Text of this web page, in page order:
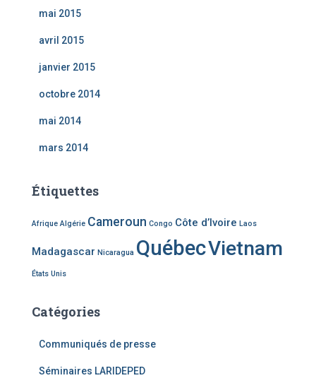
mai 2015
avril 2015
janvier 2015
octobre 2014
mai 2014
mars 2014
Étiquettes
Afrique Algérie Cameroun Congo Côte d’Ivoire Laos
Madagascar Nicaragua QuébecVietnam
États Unis
Catégories
Communiqués de presse
Séminaires LARIDEPED